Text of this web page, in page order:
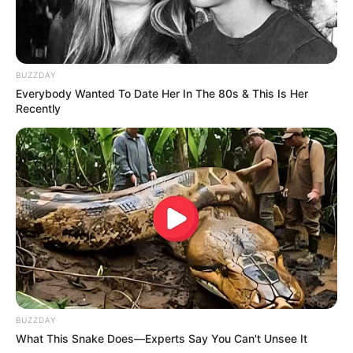
QUINTÉ PRIX DES LANDES le
Pronostic « Standard » en chiffre
5 – 11 – 1 – 6 – 2 – 4 – 13 – 15 / (12)
Générez vos tickets Quinté
Tiercé avec notre Logiciel 100%
gratuit ou en version Spot.
Obtenez vos ticketsQuinté+ ou Tiercé avec notre
logiciel intégré ou la meilleure version Spot du
Web, les deux systèmes sont basés sur les meilleurs
pronostics de la presse du PMU PLAY.100%
personnalisablesavec une option mixte pour
maximiser vos chances de gagner.
BUZZDAY
Everybody Wanted To Date Her In The 80s & This Is Her
Recently
BUZZDAY
What This Snake Does—Experts Say You Can't Unsee It